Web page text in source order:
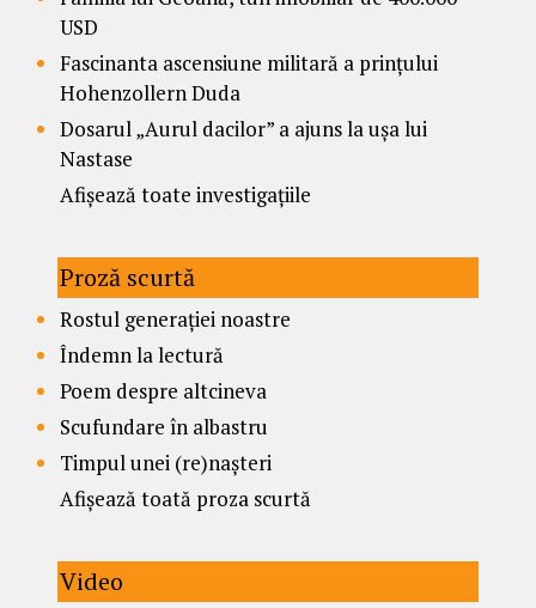
USD
Fascinanta ascensiune militară a prințului
Hohenzollern Duda
Dosarul „Aurul dacilor” a ajuns la ușa lui
Nastase
Afișează toate investigațiile
Proză scurtă
Rostul generației noastre
Îndemn la lectură
Poem despre altcineva
Scufundare în albastru
Timpul unei (re)nașteri
Afișează toată proza scurtă
Video